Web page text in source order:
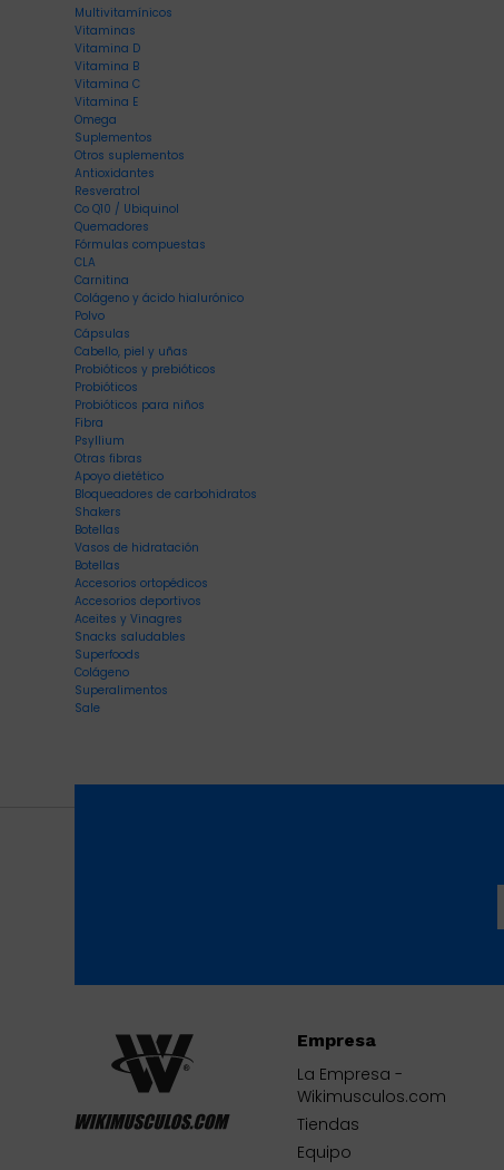
Multivitamínicos
Vitaminas
Vitamina D
Vitamina B
Vitamina C
Vitamina E
Omega
Suplementos
Otros suplementos
Antioxidantes
Resveratrol
Co Q10 / Ubiquinol
Quemadores
Fórmulas compuestas
CLA
Carnitina
Colágeno y ácido hialurónico
Polvo
Cápsulas
Cabello, piel y uñas
Probióticos y prebióticos
Probióticos
Probióticos para niños
Fibra
Psyllium
Otras fibras
Apoyo dietético
Bloqueadores de carbohidratos
Shakers
Botellas
Vasos de hidratación
Botellas
Accesorios ortopédicos
Accesorios deportivos
Aceites y Vinagres
Snacks saludables
Superfoods
Colágeno
Superalimentos
Sale
Empresa
La Empresa -
Wikimusculos.com
Tiendas
Equipo